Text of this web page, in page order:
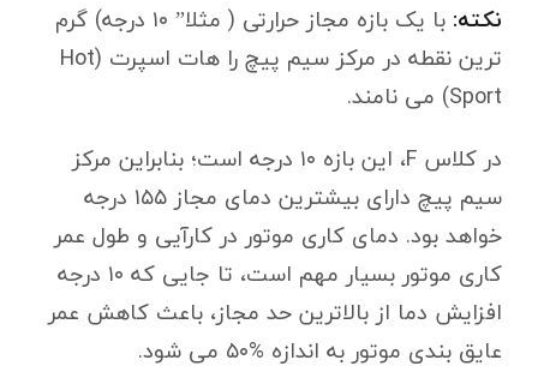
نکته:
با یک بازه مجاز حرارتی ( مثلا” ۱۰ درجه) گرم
ترین نقطه در مرکز سیم پیچ را هات اسپرت (Hot
Sport) می نامند.
در کلاس F، این بازه ۱۰ درجه است؛ بنابراین مرکز
سیم پیچ دارای بیشترین دمای مجاز ۱۵۵ درجه
خواهد بود. دمای کاری موتور در کارآیی و طول عمر
کاری موتور بسیار مهم است، تا جایی که ۱۰ درجه
افزایش دما از بالاترین حد مجاز، باعث کاهش عمر
عایق بندی موتور به اندازه %۵۰ می شود.